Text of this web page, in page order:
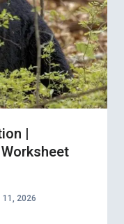
|
11, 2026